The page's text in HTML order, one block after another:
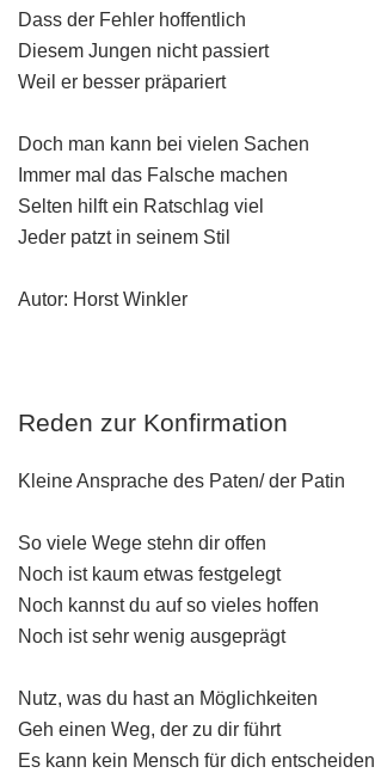
Dass der Fehler hoffentlich
Diesem Jungen nicht passiert
Weil er besser präpariert
Doch man kann bei vielen Sachen
Immer mal das Falsche machen
Selten hilft ein Ratschlag viel
Jeder patzt in seinem Stil
Autor: Horst Winkler
Reden zur Konfirmation
Kleine Ansprache des Paten/ der Patin
So viele Wege stehn dir offen
Noch ist kaum etwas festgelegt
Noch kannst du auf so vieles hoffen
Noch ist sehr wenig ausgeprägt
Nutz, was du hast an Möglichkeiten
Geh einen Weg, der zu dir führt
Es kann kein Mensch für dich entscheiden